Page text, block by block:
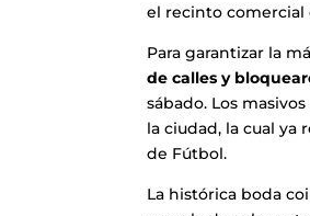
el recinto comercial
Para garantizar la
de calles y
sábado. Los
la ciudad, la cual
de Fútbol.
La histórica boda